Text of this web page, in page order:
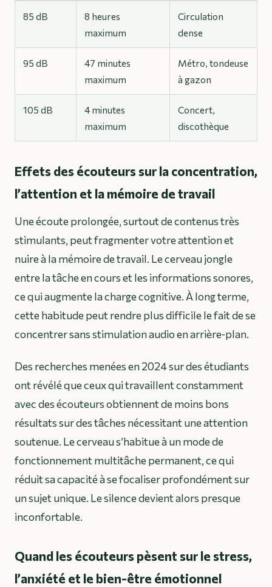
85 dB
8 heures
maximum
Circulation
dense
95 dB
47 minutes
maximum
Métro, tondeuse
à gazon
105 dB
4 minutes
maximum
Concert,
discothèque
Effets des écouteurs sur la concentration,
l’attention et la mémoire de travail
Une écoute prolongée, surtout de contenus très
stimulants, peut fragmenter votre attention et
nuire à la mémoire de travail. Le cerveau jongle
entre la tâche en cours et les informations sonores,
ce qui augmente la charge cognitive. À long terme,
cette habitude peut rendre plus difficile le fait de se
concentrer sans stimulation audio en arrière‑plan.
Des recherches menées en 2024 sur des étudiants
ont révélé que ceux qui travaillent constamment
avec des écouteurs obtiennent de moins bons
résultats sur des tâches nécessitant une attention
soutenue. Le cerveau s’habitue à un mode de
fonctionnement multitâche permanent, ce qui
réduit sa capacité à se focaliser profondément sur
un sujet unique. Le silence devient alors presque
inconfortable.
Quand les écouteurs pèsent sur le stress,
l’anxiété et le bien-être émotionnel